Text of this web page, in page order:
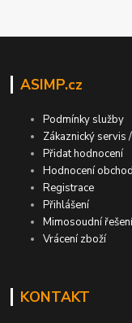
ASIMP.cz
Podmínky služby
Zákaznický servis
Přidat hodnocení
Hodnocení
Registrace
Přihlášení
Mimosoudní
Vrácení zboží
KONTAKT